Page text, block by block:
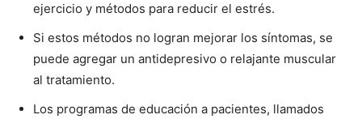
ejercicio y métodos para reducir el estrés.
Si estos métodos no logran mejorar los sí­ntomas, se
puede agregar un antidepresivo o relajante muscular
al tratamiento.
Los programas de educación a pacientes, llamados